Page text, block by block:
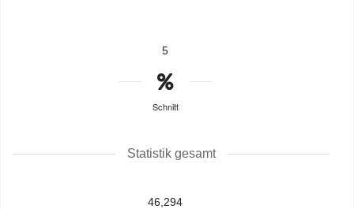
5
Schnitt
Statistik gesamt
46,294